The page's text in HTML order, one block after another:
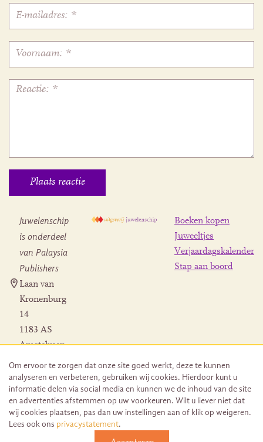
Juwelenschip
is onderdeel
van Palaysia
Publishers
Laan van
Kronenburg
14
1183 AS
Amstelveen
Herroeping
bestelling
Boeken kopen
Juweeltjes
Verjaardagskalender
Stap aan boord
Om ervoor te zorgen dat onze site goed werkt, deze te kunnen
analyseren en verbeteren, gebruiken wij cookies. Hierdoor kunt u
informatie delen via social media en kunnen we de inhoud van de site
en advertenties afstemmen op uw voorkeuren. Wilt u liever niet dat
wij cookies plaatsen, pas dan uw instellingen aan of klik op weigeren.
Lees ook ons privacystatement.